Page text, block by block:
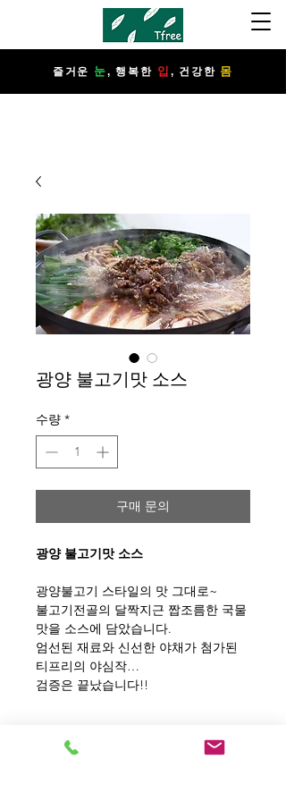
​즐거운 눈, 행복한 입 , 건강한 몸
​​​​​​​광양 불고기맛 소스
수량 *
구매 문의
광양 불고기맛 소스
광양불고기 스타일의 맛 그대로~
불고기전골의 달짝지근 짭조름한 국물
맛을 소스에 담았습니다.
엄선된 재료와 신선한 야채가 첨가된
티프리의 야심작…
검증은 끝났습니다!!